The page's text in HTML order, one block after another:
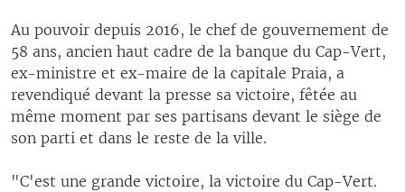
Au pouvoir depuis 2016, le chef de gouvernement de
58 ans, ancien haut cadre de la banque du Cap-Vert,
ex-ministre et ex-maire de la capitale Praia, a
revendiqué devant la presse sa victoire, fêtée au
même moment par ses partisans devant le siège de
son parti et dans le reste de la ville.
"C'est une grande victoire, la victoire du Cap-Vert.